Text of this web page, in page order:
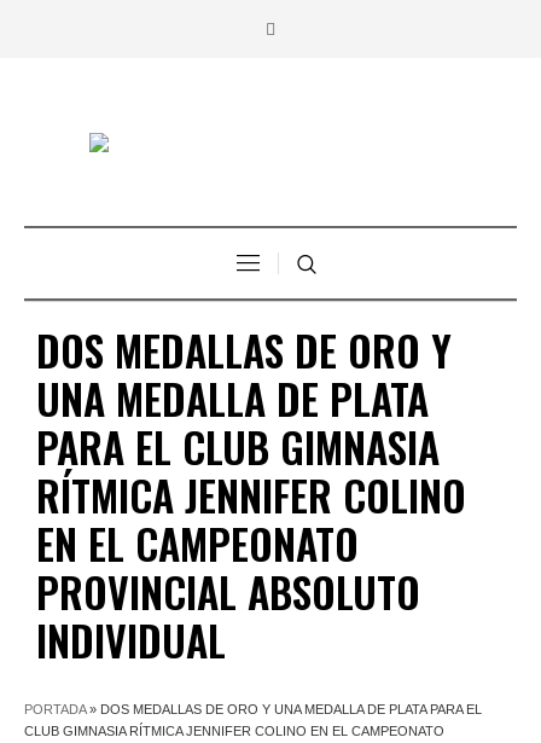
DOS MEDALLAS DE ORO Y
UNA MEDALLA DE PLATA
PARA EL CLUB GIMNASIA
RÍTMICA JENNIFER COLINO
EN EL CAMPEONATO
PROVINCIAL ABSOLUTO
INDIVIDUAL
PORTADA» DOS MEDALLAS DE ORO Y UNA MEDALLA DE PLATA PARA EL
CLUB GIMNASIA RÍTMICA JENNIFER COLINO EN EL CAMPEONATO